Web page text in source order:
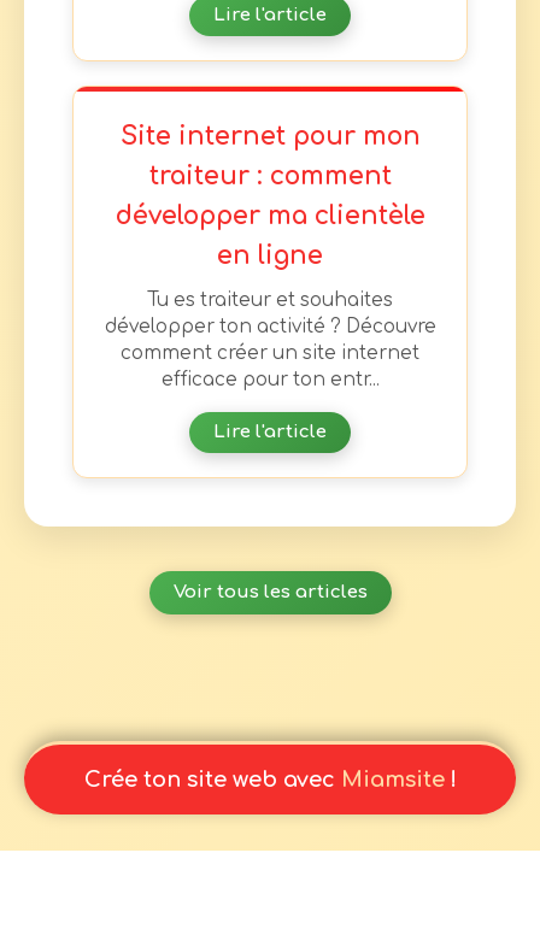
Lire l'article
Site internet pour mon
traiteur : comment
développer ma clientèle
en ligne
Tu es traiteur et souhaites
développer ton activité ? Découvre
comment créer un site internet
efficace pour ton entr...
Lire l'article
Voir tous les articles
Crée ton site web avec Miamsite!